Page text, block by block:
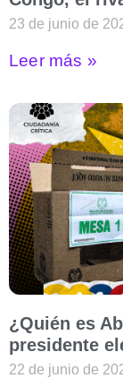
23 de junio de
Leer más »
¿Quién es
presidente
22 de junio de